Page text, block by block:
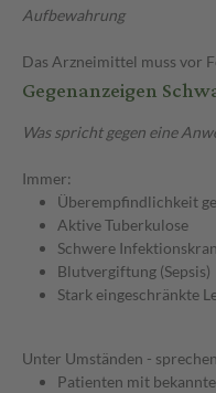
Aufbewahrung
Das Arzneimittel muss vor
Gegenanzeigen
Was spricht gegen eine
Immer:
Überempfindlichkeit
Aktive Tuberkulose
Schwere
Blutvergiftung (Sepsis)
Stark eingeschränkte
Unter Umständen -
Patienten mit